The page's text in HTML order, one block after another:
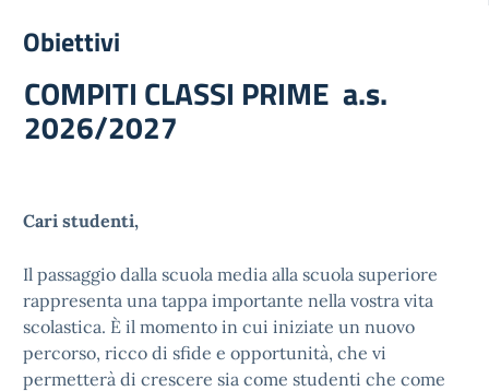
Obiettivi
COMPITI CLASSI PRIME a.s.
2026/2027
Cari studenti,
Il passaggio dalla scuola media alla scuola superiore
rappresenta una tappa importante nella vostra vita
scolastica. È il momento in cui iniziate un nuovo
percorso, ricco di sfide e opportunità, che vi
permetterà di crescere sia come studenti che come